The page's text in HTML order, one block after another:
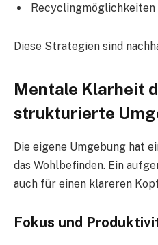
Recyclingmöglichkeiten
Diese Strategien sind
Mentale Klarheit
strukturierte
Die eigene Umgebung hat
das Wohlbefinden. Ein
auch für einen klareren
Fokus und